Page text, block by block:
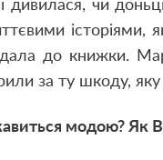
історіями,
до книжки.
за ту шкоду, яку
модою? Як